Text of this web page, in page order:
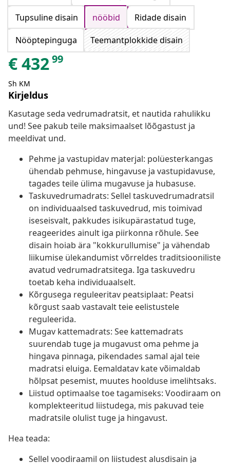
Tupsuline disain
nööbid
Ridade disain
Nööptepinguga
Teemantplokkide disain
€43299
Sh KM
Kirjeldus
Kasutage seda vedrumadratsit, et nautida rahulikku
und! See pakub teile maksimaalset lõõgastust ja
meeldivat und.
Pehme ja vastupidav materjal: polüesterkangas
ühendab pehmuse, hingavuse ja vastupidavuse,
tagades teile ülima mugavuse ja hubasuse.
Taskuvedrumadrats: Sellel taskuvedrumadratsil
on individuaalsed taskuvedrud, mis toimivad
iseseisvalt, pakkudes isikupärastatud tuge,
reageerides ainult iga piirkonna rõhule. See
disain hoiab ära "kokkurullumise" ja vähendab
liikumise ülekandumist võrreldes traditsiooniliste
avatud vedrumadratsitega. Iga taskuvedru
toetab keha individuaalselt.
Kõrgusega reguleeritav peatsiplaat: Peatsi
kõrgust saab vastavalt teie eelistustele
reguleerida.
Mugav kattemadrats: See kattemadrats
suurendab tuge ja mugavust oma pehme ja
hingava pinnaga, pikendades samal ajal teie
madratsi eluiga. Eemaldatav kate võimaldab
hõlpsat pesemist, muutes hoolduse imelihtsaks.
Liistud optimaalse toe tagamiseks: Voodiraam on
komplekteeritud liistudega, mis pakuvad teie
madratsile olulist tuge ja hingavust.
Hea teada:
Sellel voodiraamil on liistudest alusdisain ja